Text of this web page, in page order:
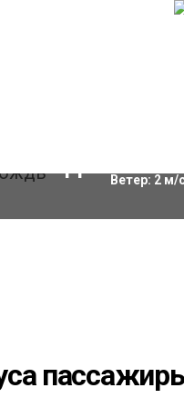
11
Ветер: 2м/